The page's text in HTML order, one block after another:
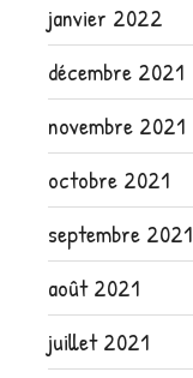
janvier 2022
décembre 2021
novembre 2021
octobre 2021
septembre 2021
août 2021
juillet 2021